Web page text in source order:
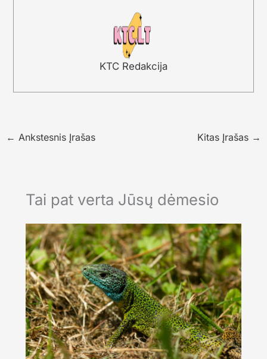
KTC Redakcija
← Ankstesnis Įrašas Kitas Įrašas →
Tai pat verta Jūsų dėmesio